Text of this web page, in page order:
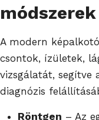
módszerek
A modern
csontok, ízületek,
vizsgálatát, segítve
diagnózis
Röntgen – Az